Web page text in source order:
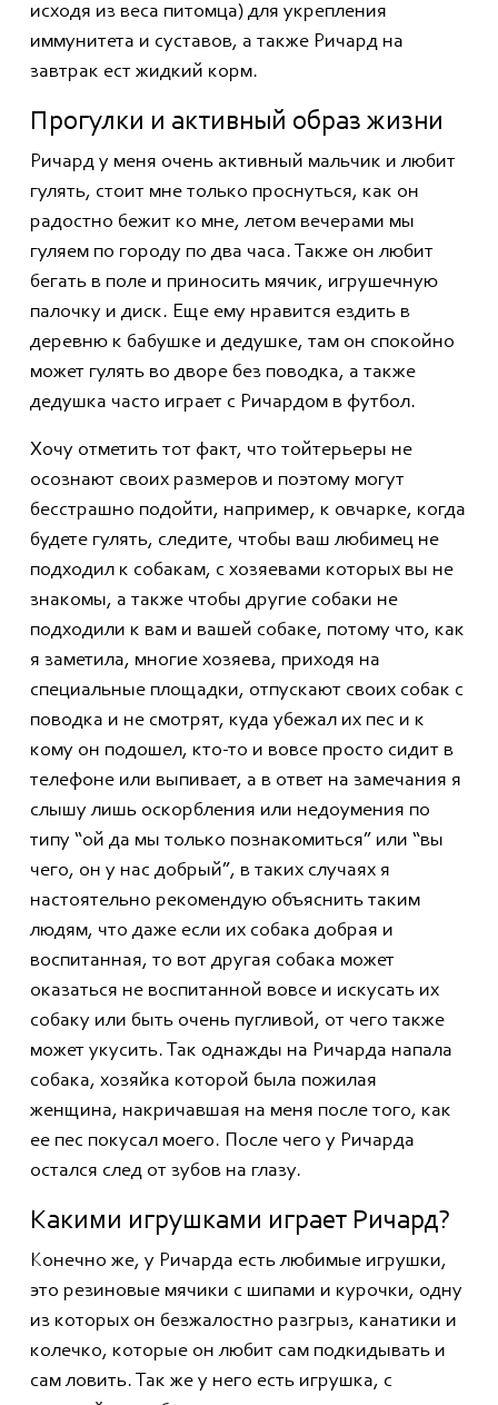
исходя из веса питомца) для укрепления
иммунитета и суставов, а также Ричард на
завтрак ест жидкий корм.
Прогулки и активный образ жизни
Ричард у меня очень активный мальчик и любит
гулять, стоит мне только проснуться, как он
радостно бежит ко мне, летом вечерами мы
гуляем по городу по два часа. Также он любит
бегать в поле и приносить мячик, игрушечную
палочку и диск. Еще ему нравится ездить в
деревню к бабушке и дедушке, там он спокойно
может гулять во дворе без поводка, а также
дедушка часто играет с Ричардом в футбол.
Хочу отметить тот факт, что тойтерьеры не
осознают своих размеров и поэтому могут
бесстрашно подойти, например, к овчарке, когда
будете гулять, следите, чтобы ваш любимец не
подходил к собакам, с хозяевами которых вы не
знакомы, а также чтобы другие собаки не
подходили к вам и вашей собаке, потому что, как
я заметила, многие хозяева, приходя на
специальные площадки, отпускают своих собак с
поводка и не смотрят, куда убежал их пес и к
кому он подошел, кто-то и вовсе просто сидит в
телефоне или выпивает, а в ответ на замечания я
слышу лишь оскорбления или недоумения по
типу “ой да мы только познакомиться” или “вы
чего, он у нас добрый”, в таких случаях я
настоятельно рекомендую объяснить таким
людям, что даже если их собака добрая и
воспитанная, то вот другая собака может
оказаться не воспитанной вовсе и искусать их
собаку или быть очень пугливой, от чего также
может укусить. Так однажды на Ричарда напала
собака, хозяйка которой была пожилая
женщина, накричавшая на меня после того, как
ее пес покусал моего. После чего у Ричарда
остался след от зубов на глазу.
Какими игрушками играет Ричард?
Конечно же, у Ричарда есть любимые игрушки,
это резиновые мячики с шипами и курочки, одну
из которых он безжалостно разгрыз, канатики и
колечко, которые он любит сам подкидывать и
сам ловить. Так же у него есть игрушка, с